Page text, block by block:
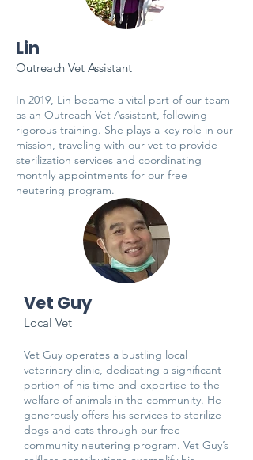
Lin
Outreach Vet Assistant
In 2019, Lin became a vital part of our team
as an Outreach Vet Assistant, following
rigorous training. She plays a key role in our
mission, traveling with our vet to provide
sterilization services and coordinating
monthly appointments for our free
neutering program.
Vet Guy
Local Vet
Vet Guy operates a bustling local
veterinary clinic, dedicating a significant
portion of his time and expertise to the
welfare of animals in the community. He
generously offers his services to sterilize
dogs and cats through our free
community neutering program. Vet Guy’s